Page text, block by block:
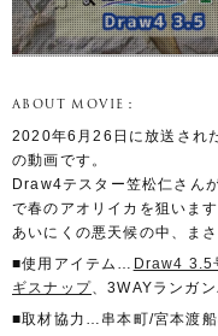
ABOUT MOVIE：
2020年6月26日に放送され
の動画です。
Draw4テスター笠松仁さん
で春のアオリイカを狙います
あいにくの悪天候の中、ま
■使用アイテム… Draw4 3.5
ギスナップ 、3WAYランガ
■取材協力…串本町/宮本渡